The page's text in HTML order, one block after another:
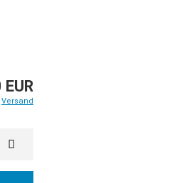
Versand